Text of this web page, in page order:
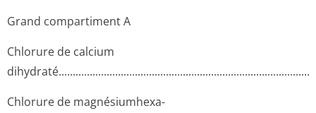
Grand compartiment A
Chlorure de calcium
Chlorure de magnésiumhexa­